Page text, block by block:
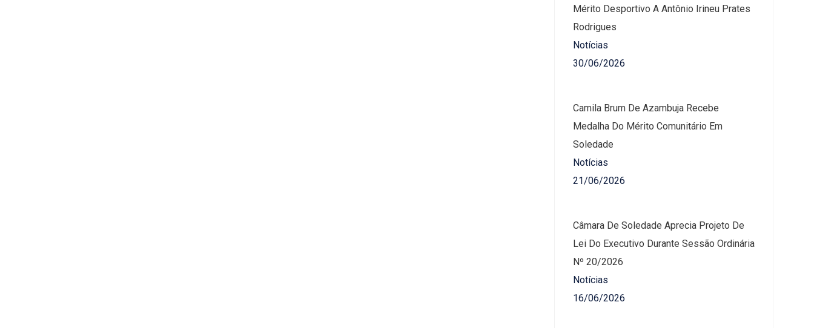
Mérito Desportivo A Antônio Irineu Prates
Rodrigues
Notícias
30/06/2026
Camila Brum De Azambuja Recebe
Medalha Do Mérito Comunitário Em
Soledade
Notícias
21/06/2026
Câmara De Soledade Aprecia Projeto De
Lei Do Executivo Durante Sessão Ordinária
Nº 20/2026
Notícias
16/06/2026